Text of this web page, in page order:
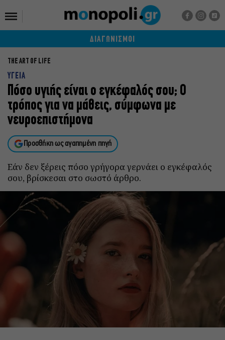
ΔΙΑΓΩΝΙΣΜΟΙ
THE ART OF LIFE
ΥΓΕΙΑ
Πόσο υγιής είναι ο εγκέφαλός σου; Ο
τρόπος για να μάθεις, σύμφωνα με
νευροεπιστήμονα
Προσθήκη ως αγαπημένη πηγή
Εάν δεν ξέρεις πόσο γρήγορα γερνάει ο εγκέφαλός
σου, βρίσκεσαι στο σωστό άρθρο.